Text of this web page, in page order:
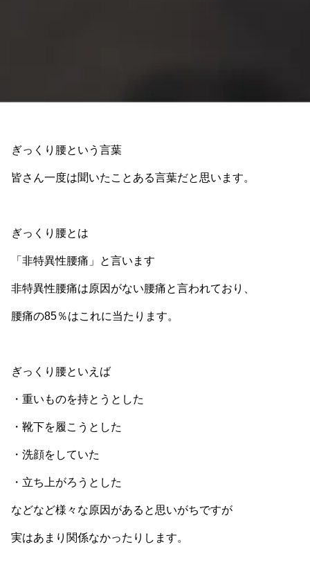
ぎっくり腰という言葉
皆さん一度は聞いたことある言葉だと思います。
ぎっくり腰とは
「非特異性腰痛」と言います
非特異性腰痛は原因がない腰痛と言われており、
腰痛の85％はこれに当たります。
ぎっくり腰といえば
・重いものを持とうとした
・靴下を履こうとした
・洗顔をしていた
・立ち上がろうとした
などなど様々な原因があると思いがちですが
実はあまり関係なかったりします。